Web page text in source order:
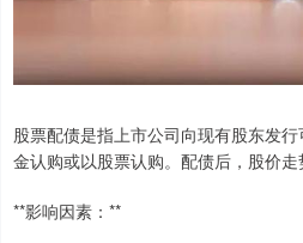
股票配债是指上市公司向现有股东发
金认购或以股票认购。配债后，股价走
**影响因素：**